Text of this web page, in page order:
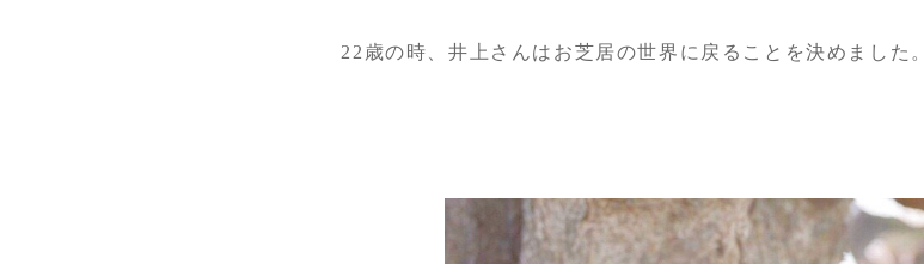
22歳の時、井上さんはお芝居の世界に戻ることを決めました。